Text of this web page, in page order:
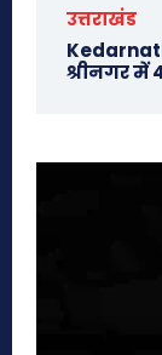
उत्तराखंड
श्रीनगर में